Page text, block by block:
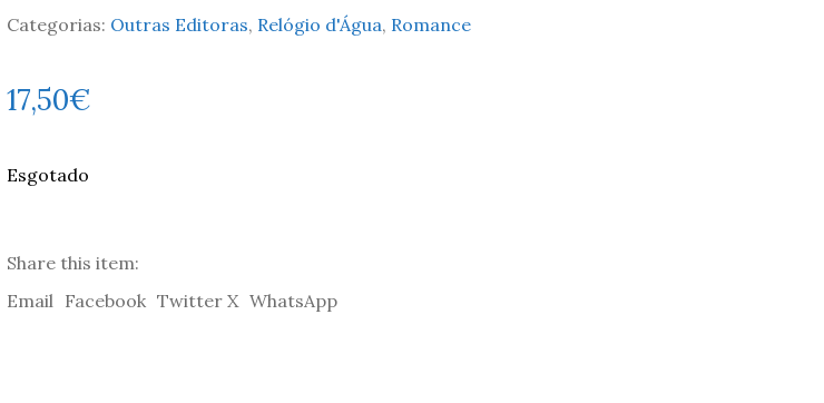
Categorias: Outras Editoras, Relógio d'Água, Romance
17,50€
Esgotado
Share this item:
Email Facebook Twitter X WhatsApp